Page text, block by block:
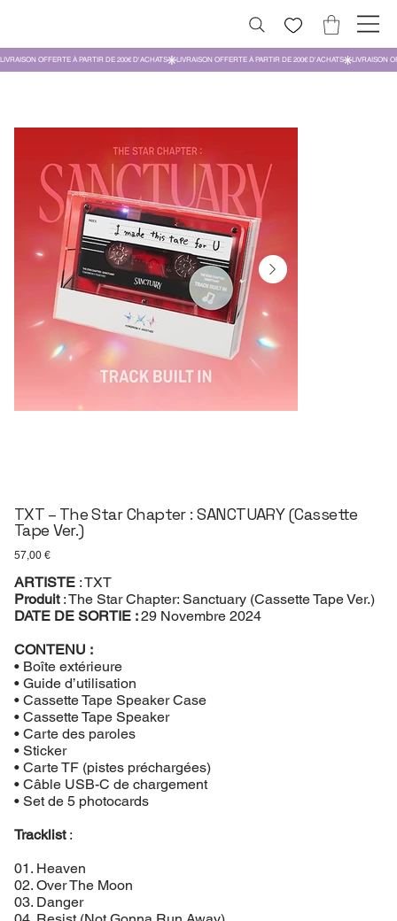
TXT – The Star Chapter : SANCTUARY (Cassette
Tape Ver.)
Prix
57,00 €
ARTISTE : TXT
Produit : The Star Chapter: Sanctuary (Cassette Tape Ver.)
DATE DE SORTIE :29 Novembre 2024
CONTENU :
• Boîte extérieure
• Guide d’utilisation
• Cassette Tape Speaker Case
• Cassette Tape Speaker
• Carte des paroles
• Sticker
• Carte TF (pistes préchargées)
• Câble USB-C de chargement
• Set de 5 photocards
Tracklist:
01. Heaven
02. Over The Moon
03. Danger